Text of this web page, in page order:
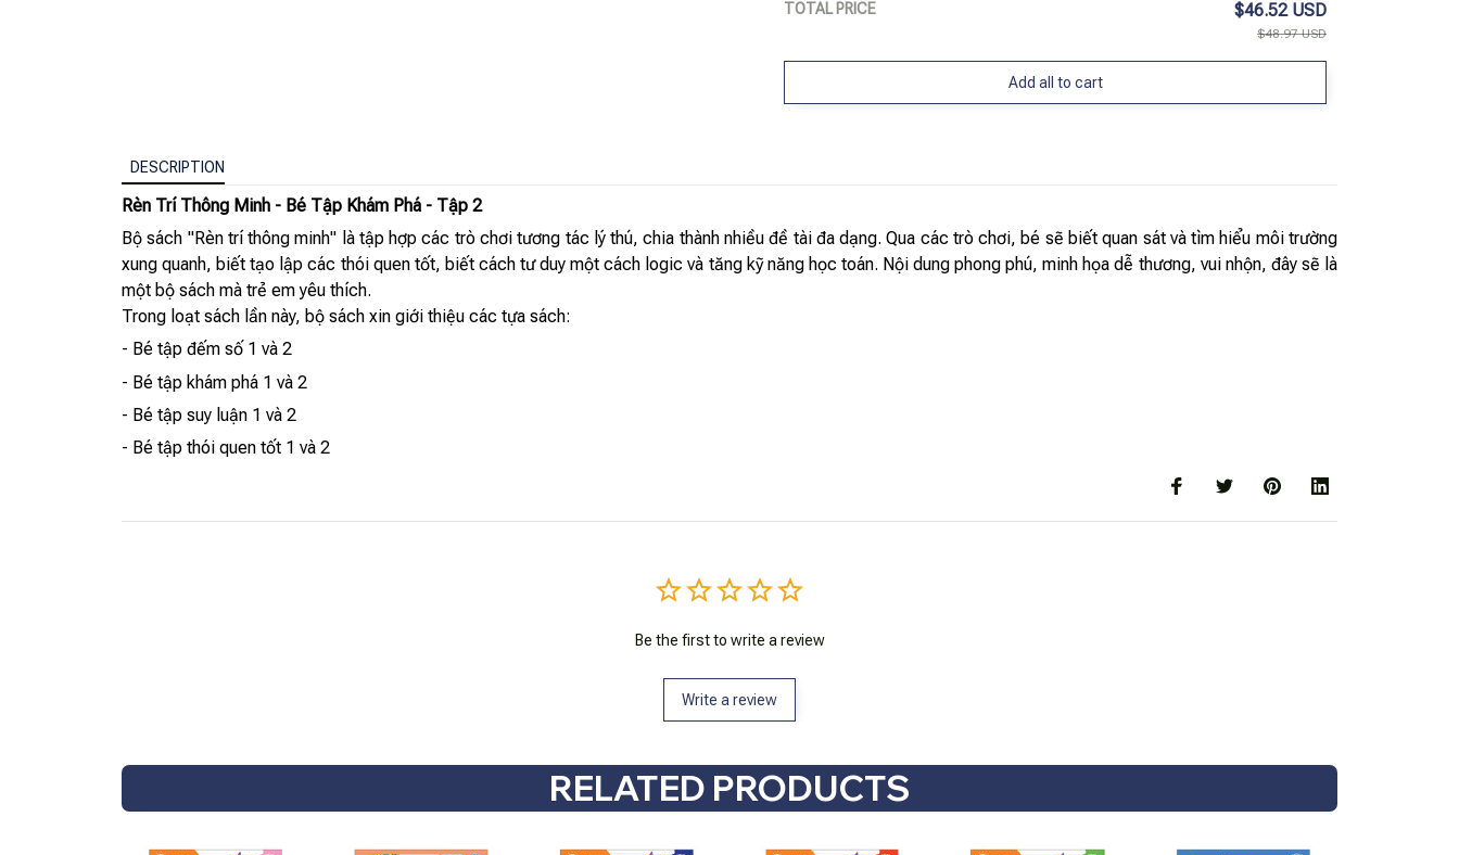
TOTAL PRICE $46.52 USD
$48.97 USD
Add all to cart
DESCRIPTION
Rèn Trí Thông Minh - Bé Tập Khám Phá - Tập 2
Bộ sách "Rèn trí thông minh" là tập hợp các trò chơi tương tác lý thú, chia thành nhiều đề tài đa dạng. Qua các trò chơi, bé sẽ biết quan sát và tìm hiểu môi trường
xung quanh, biết tạo lập các thói quen tốt, biết cách tư duy một cách logic và tăng kỹ năng học toán. Nội dung phong phú, minh họa dễ thương, vui nhộn, đây sẽ là
một bộ sách mà trẻ em yêu thích.
Trong loạt sách lần này, bộ sách xin giới thiệu các tựa sách:
- Bé tập đếm số 1 và 2
- Bé tập khám phá 1 và 2
- Bé tập suy luận 1 và 2
- Bé tập thói quen tốt 1 và 2
Be the first to write a review
Write a review
RELATED PRODUCTS